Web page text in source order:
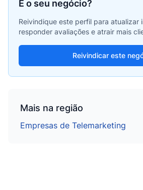
É o seu negócio?
Reivindique este perfil para atualizar
responder avaliações e atrair mais
Reivindicar este
Mais na região
Empresas de Telemarketing